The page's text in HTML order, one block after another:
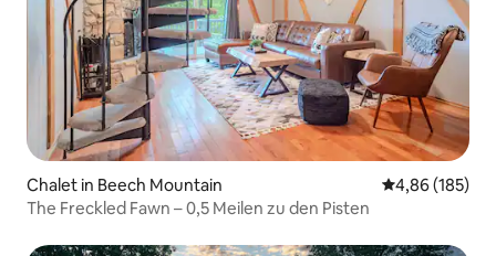
Chalet in Beech Mountain
4,86 (185)
The Freckled Fawn – 0,5 Meilen zu den Pisten